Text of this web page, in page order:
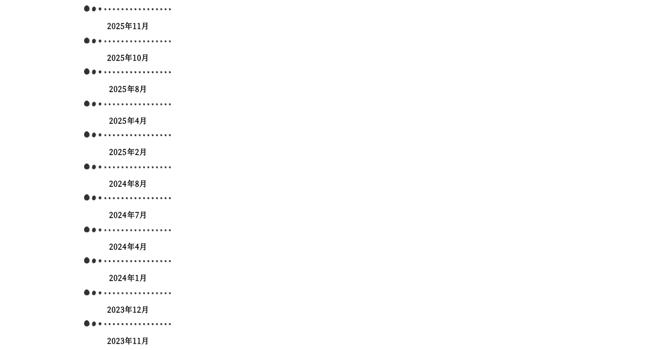
2025年11月
2025年10月
2025年8月
2025年4月
2025年2月
2024年8月
2024年7月
2024年4月
2024年1月
2023年12月
2023年11月